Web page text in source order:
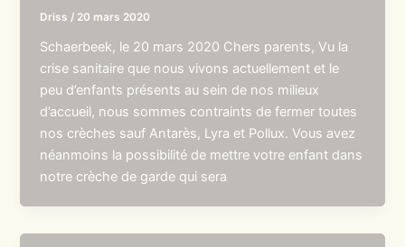
Driss / 20 mars 2020
Schaerbeek, le 20 mars 2020 Chers parents, Vu la
crise sanitaire que nous vivons actuellement et le
peu d’enfants présents au sein de nos milieux
d’accueil, nous sommes contraints de fermer toutes
nos crèches sauf Antarès, Lyra et Pollux. Vous avez
néanmoins la possibilité de mettre votre enfant dans
notre crèche de garde qui sera